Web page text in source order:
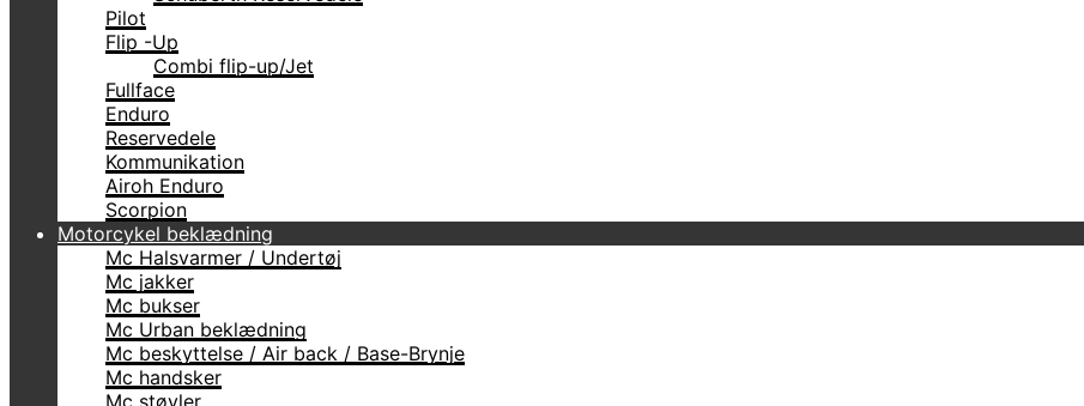
Pilot
Flip -Up
Combi flip-up/Jet
Fullface
Enduro
Reservedele
Kommunikation
Airoh Enduro
Scorpion
Motorcykel beklædning
Mc Halsvarmer / Undertøj
Mc jakker
Mc bukser
Mc Urban beklædning
Mc beskyttelse / Air back / Base-Brynje
Mc handsker
Mc støvler